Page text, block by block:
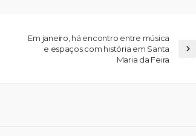
Em janeiro, há encontro entre música
e espaços com história em Santa
Maria da Feira